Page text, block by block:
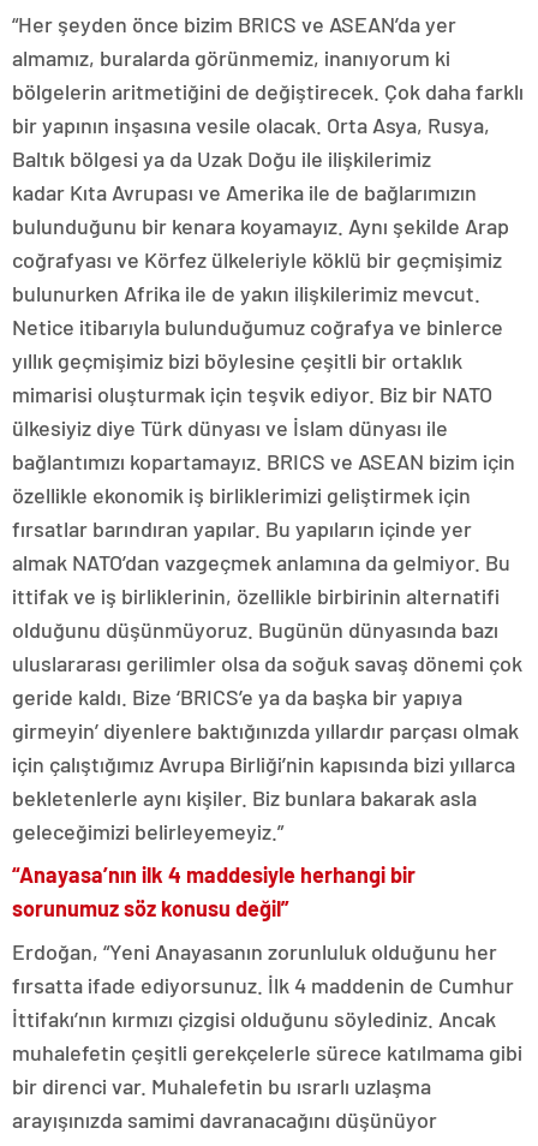
“Her şeyden önce bizim BRICS ve ASEAN’da yer
almamız, buralarda görünmemiz, inanıyorum ki
bölgelerin aritmetiğini de değiştirecek. Çok daha farklı
bir yapının inşasına vesile olacak. Orta Asya, Rusya,
Baltık bölgesi ya da Uzak Doğu ile ilişkilerimiz
kadar Kıta Avrupası ve Amerika ile de bağlarımızın
bulunduğunu bir kenara koyamayız. Aynı şekilde Arap
coğrafyası ve Körfez ülkeleriyle köklü bir geçmişimiz
bulunurken Afrika ile de yakın ilişkilerimiz mevcut.
Netice itibarıyla bulunduğumuz coğrafya ve binlerce
yıllık geçmişimiz bizi böylesine çeşitli bir ortaklık
mimarisi oluşturmak için teşvik ediyor. Biz bir NATO
ülkesiyiz diye Türk dünyası ve İslam dünyası ile
bağlantımızı kopartamayız. BRICS ve ASEAN bizim için
özellikle ekonomik iş birliklerimizi geliştirmek için
fırsatlar barındıran yapılar. Bu yapıların içinde yer
almak NATO’dan vazgeçmek anlamına da gelmiyor. Bu
ittifak ve iş birliklerinin, özellikle birbirinin alternatifi
olduğunu düşünmüyoruz. Bugünün dünyasında bazı
uluslararası gerilimler olsa da soğuk savaş dönemi çok
geride kaldı. Bize ‘BRICS’e ya da başka bir yapıya
girmeyin’ diyenlere baktığınızda yıllardır parçası olmak
için çalıştığımız Avrupa Birliği’nin kapısında bizi yıllarca
bekletenlerle aynı kişiler. Biz bunlara bakarak asla
geleceğimizi belirleyemeyiz.”
“Anayasa’nın ilk 4 maddesiyle herhangi bir
sorunumuz söz konusu değil”
Erdoğan, “Yeni Anayasanın zorunluluk olduğunu her
fırsatta ifade ediyorsunuz. İlk 4 maddenin de Cumhur
İttifakı’nın kırmızı çizgisi olduğunu söylediniz. Ancak
muhalefetin çeşitli gerekçelerle sürece katılmama gibi
bir direnci var. Muhalefetin bu ısrarlı uzlaşma
arayışınızda samimi davranacağını düşünüyor